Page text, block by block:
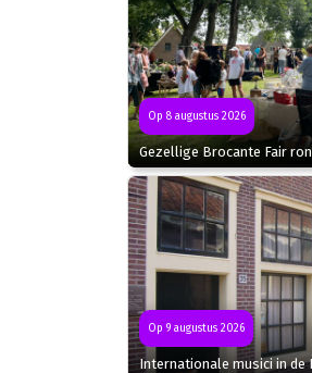
Op 8 augustus 2026
Gezellige Brocante Fair
Op 9 augustus 2026
Internationale musici in de